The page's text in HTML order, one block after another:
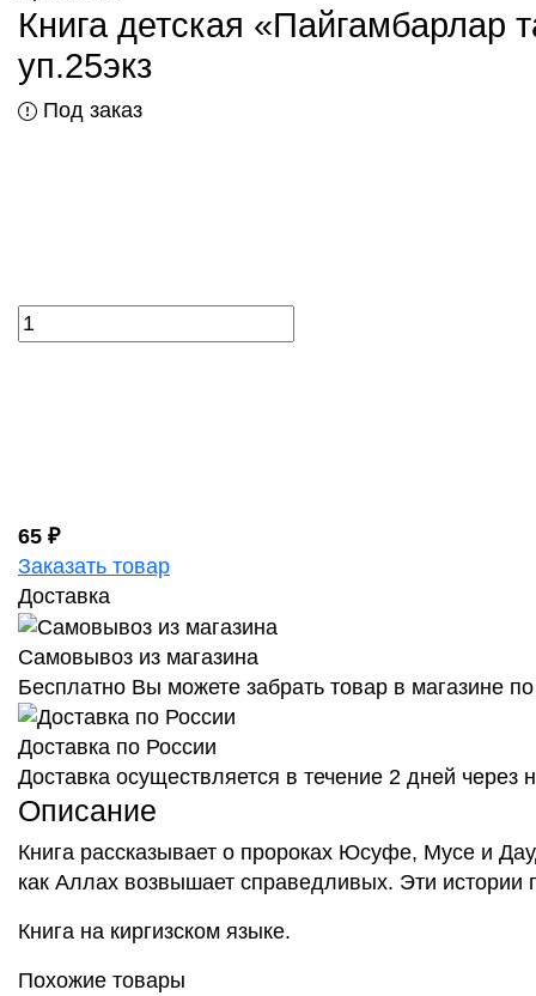
Книга детская
уп.25экз
Под заказ
65 ₽
Заказать товар
Доставка
Самовывоз из магазина
Бесплатно Вы можете забрать товар в магазине
Доставка по России
Доставка осуществляется в течение 2 дней
Описание
Книга рассказывает о пророках Юсуфе, Мусе и
как Аллах возвышает справедливых. Эти
Книга на киргизском языке.
Похожие товары